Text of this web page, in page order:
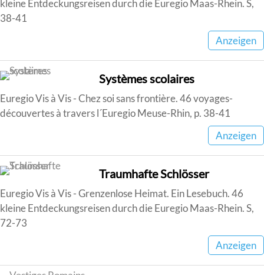
kleine Entdeckungsreisen durch die Euregio Maas-Rhein. S,
38-41
Anzeigen
Systèmes scolaires
Euregio Vis à Vis - Chez soi sans frontière. 46 voyages-
découvertes à travers l´Euregio Meuse-Rhin, p. 38-41
Anzeigen
Traumhafte Schlösser
Euregio Vis à Vis - Grenzenlose Heimat. Ein Lesebuch. 46
kleine Entdeckungsreisen durch die Euregio Maas-Rhein. S,
72-73
Anzeigen